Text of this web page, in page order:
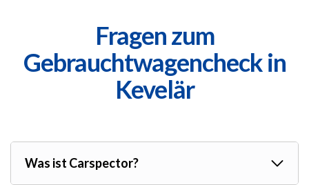
Fragen zum
Gebrauchtwagencheck in
Kevelär
Was ist Carspector?